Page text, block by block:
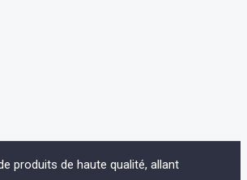
produits de haute qualité, allant